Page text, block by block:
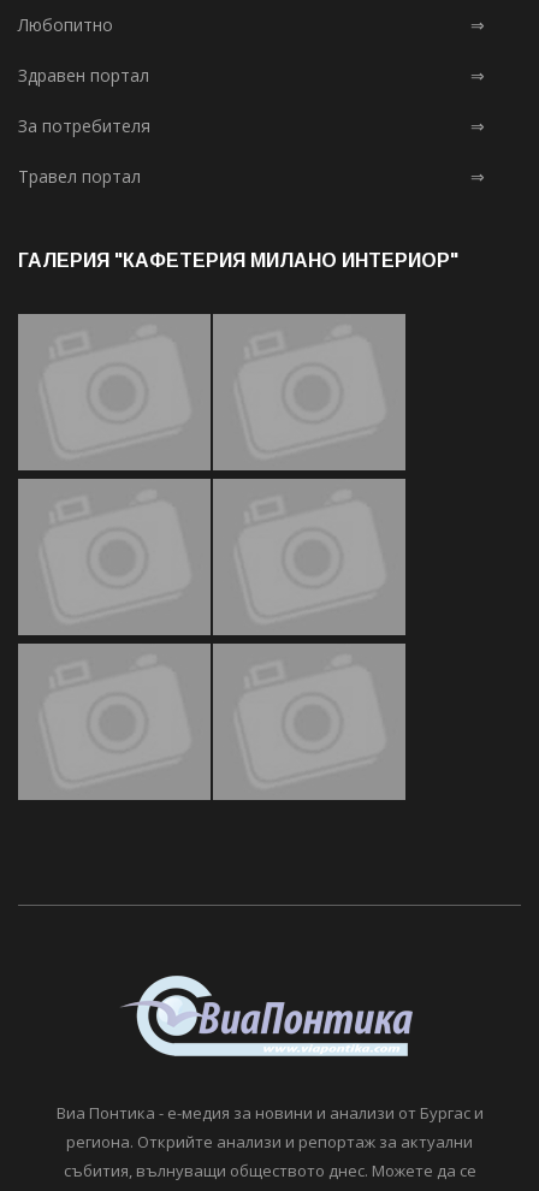
Любопитно ⇒
Здравен портал ⇒
За потребителя ⇒
Травел портал ⇒
ГАЛЕРИЯ "КАФЕТЕРИЯ МИЛАНО ИНТЕРИОР"
Виа Понтика - е-медия за новини и анализи от Бургас и
региона. Открийте анализи и репортаж за актуални
събития, вълнуващи обществото днес. Можете да се